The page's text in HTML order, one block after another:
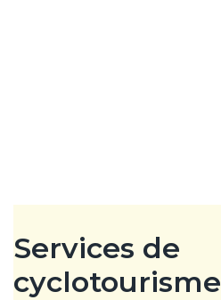
Services de
cyclotourisme